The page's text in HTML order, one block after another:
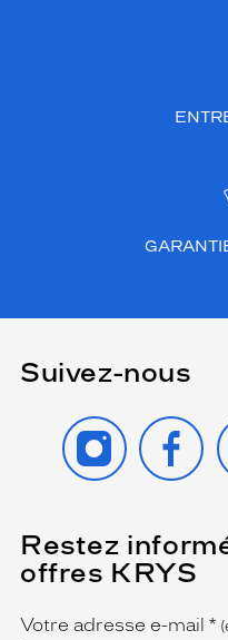
Suivez-nous
INSTAGRAM
Restez
offres KRYS
Name
Votre adresse e-mail *
(Ce
champ
est
obligatoire)